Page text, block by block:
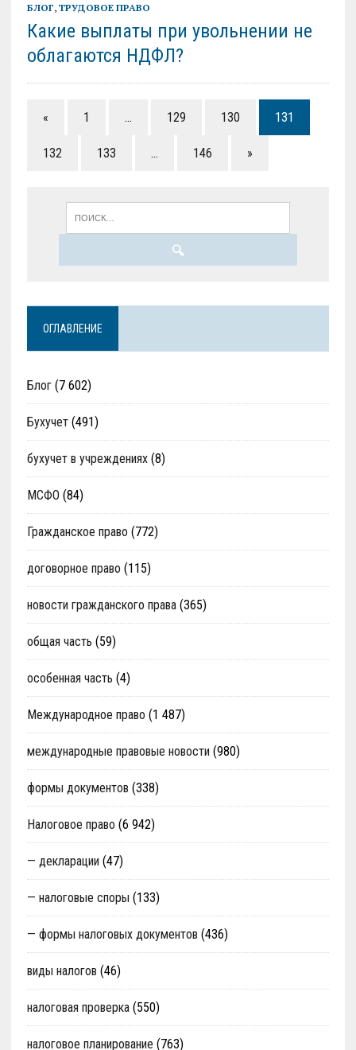
БЛОГ, ТРУДОВОЕ ПРАВО
Какие выплаты при увольнении не
облагаются НДФЛ?
« 1 … 129 130 131
132 133 … 146 »
ОГЛАВЛЕНИЕ
Блог(7 602)
Бухучет(491)
бухучет в учреждениях(8)
МСФО (84)
Гражданское право (772)
договорное право (115)
новости гражданского права(365)
общая часть (59)
особенная часть (4)
Международное право (1 487)
международные правовые новости (980)
формы документов (338)
Налоговое право (6 942)
— декларации (47)
— налоговые споры (133)
— формы налоговых документов (436)
виды налогов (46)
налоговая проверка(550)
налоговое планирование (763)